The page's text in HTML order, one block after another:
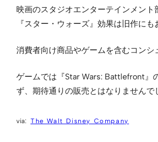
映画のスタジオエンターテインメン
『スター・ウォーズ』効果は旧作に
消費者向け商品やゲームを含むコン
ゲームでは『Star Wars: Battlefront』
ず、期待通りの販売とはなりませんで
The Walt Disney Company